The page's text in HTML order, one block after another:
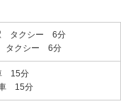
タクシー 6分
タクシー 6分
15分
15分